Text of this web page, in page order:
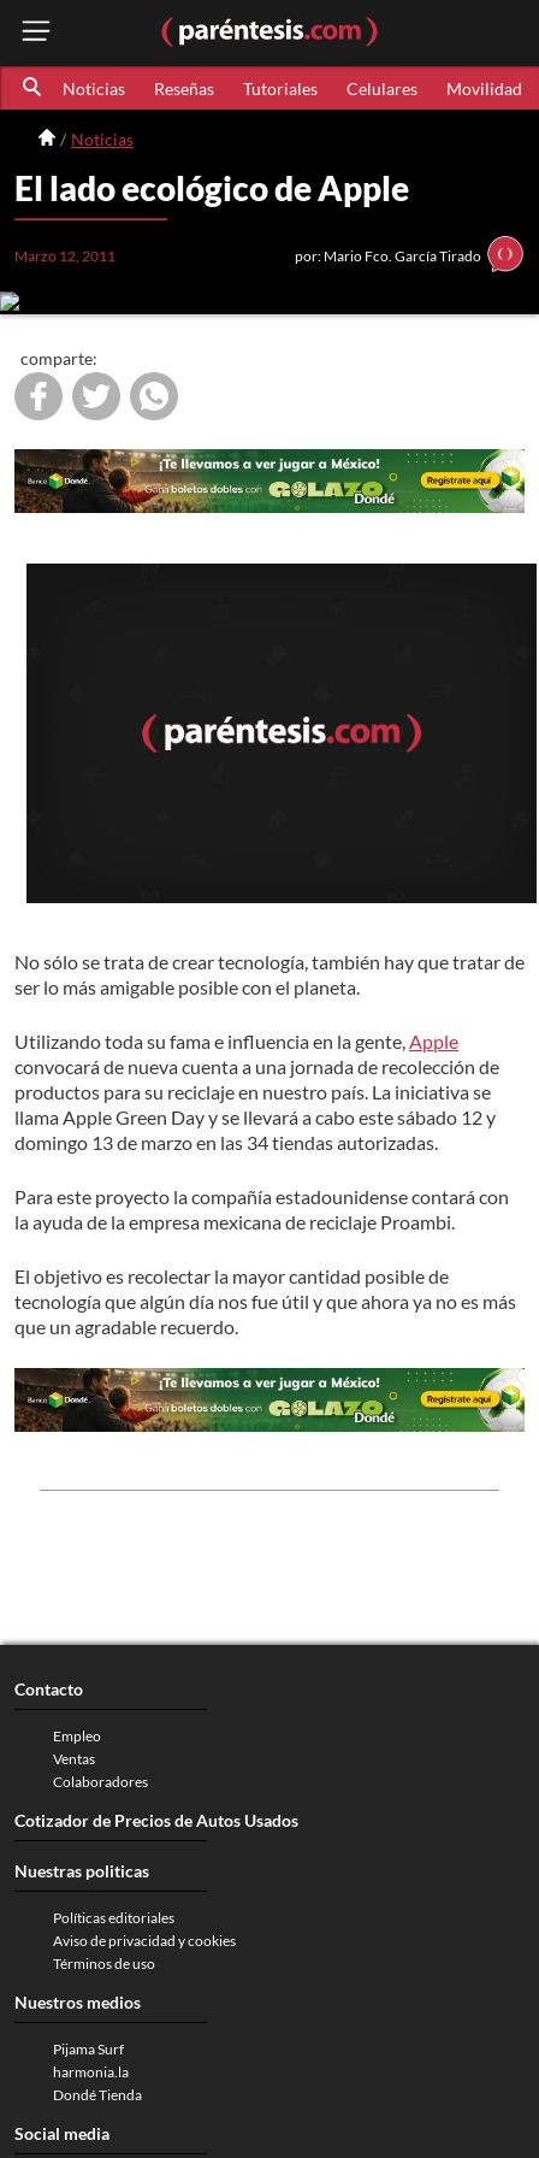
Noticias Reseñas Tutoriales Celulares Movilidad
Noticias
El lado ecológico de Apple
Marzo 12, 2011 por: Mario Fco. García Tirado
comparte:
No sólo se trata de crear tecnología, también hay que tratar de
ser lo más amigable posible con el planeta.
Utilizando toda su fama e influencia en la gente,Apple
convocará de nueva cuenta a una jornada de recolección de
productos para su reciclaje en nuestro país. La iniciativa se
llama Apple Green Day y se llevará a cabo este sábado 12 y
domingo 13 de marzo en las 34 tiendas autorizadas.
Para este proyecto la compañía estadounidense contará con
la ayuda de la empresa mexicana de reciclaje Proambi.
El objetivo es recolectar la mayor cantidad posible de
tecnología que algún día nos fue útil y que ahora ya no es más
que un agradable recuerdo.
Contacto
Empleo
Ventas
Colaboradores
Cotizador de Precios de Autos Usados
Nuestras politicas
Políticas editoriales
Aviso de privacidad y cookies
Términos de uso
Nuestros medios
Pijama Surf
harmonia.la
Dondé Tienda
Social media